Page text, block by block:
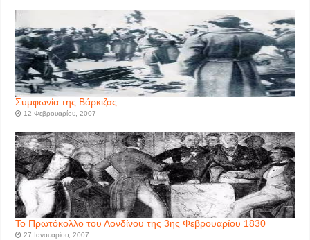
Συμφωνία της Βάρκιζας
12 Φεβρουαρίου, 2007
Το Πρωτόκολλο του Λονδίνου της 3ης Φεβρουαρίου 1830
27 Ιανουαρίου, 2007